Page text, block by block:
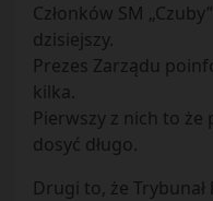
Członków SM
dzisiejszy.
Prezes Zarządu
kilka.
Pierwszy z nich to że
dosyć długo.
Drugi to, że